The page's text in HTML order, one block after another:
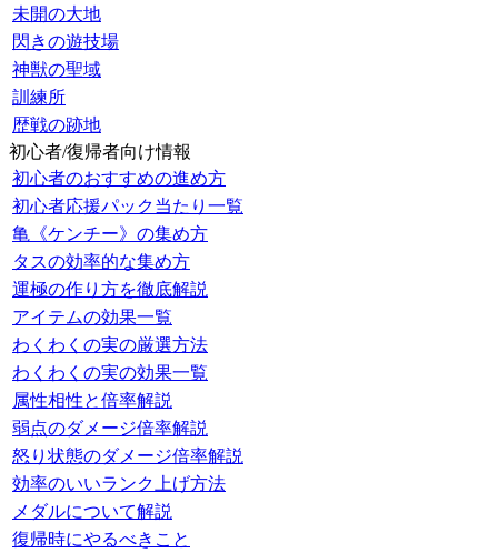
未開の大地
閃きの遊技場
神獣の聖域
訓練所
歴戦の跡地
初心者/復帰者向け情報
初心者のおすすめの進め方
初心者応援パック当たり一覧
亀《ケンチー》の集め方
タスの効率的な集め方
運極の作り方を徹底解説
アイテムの効果一覧
わくわくの実の厳選方法
わくわくの実の効果一覧
属性相性と倍率解説
弱点のダメージ倍率解説
怒り状態のダメージ倍率解説
効率のいいランク上げ方法
メダルについて解説
復帰時にやるべきこと